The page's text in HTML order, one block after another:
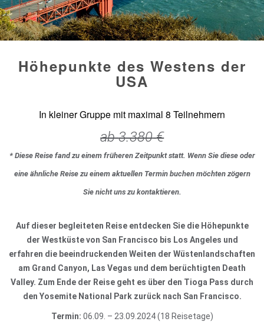
Höhepunkte des Westens der
USA
In kleiner Gruppe mit maximal 8 Teilnehmern
ab3.380 €
* Diese Reise fand zu einem früheren Zeitpunkt statt. Wenn Sie diese oder
eine ähnliche Reise zu einem aktuellen Termin buchen möchten zögern
Sie nicht uns zu kontaktieren.
Auf dieser begleiteten Reise entdecken Sie die Höhepunkte
der Westküste von San Francisco bis Los Angeles und
erfahren die beeindruckenden Weiten der Wüstenlandschaften
am Grand Canyon, Las Vegas und dem berüchtigten Death
Valley. Zum Ende der Reise geht es über den Tioga Pass durch
den Yosemite National Park zurück nach San Francisco.
Termin: 06.09. – 23.09.2024 (18 Reisetage)